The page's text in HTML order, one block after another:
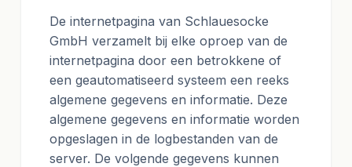
De internetpagina van Schlauesocke
GmbH verzamelt bij elke oproep van de
internetpagina door een betrokkene of
een geautomatiseerd systeem een reeks
algemene gegevens en informatie. Deze
algemene gegevens en informatie worden
opgeslagen in de logbestanden van de
server. De volgende gegevens kunnen